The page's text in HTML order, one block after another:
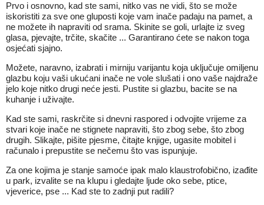
Prvo i osnovno, kad ste sami, nitko vas ne vidi, što se može
iskoristiti za sve one gluposti koje vam inače padaju na pamet, a
ne možete ih napraviti od srama. Skinite se goli, urlajte iz sveg
glasa, pjevajte, trčite, skačite ... Garantirano ćete se nakon toga
osjećati sjajno.
Možete, naravno, izabrati i mirniju varijantu koja uključuje omiljenu
glazbu koju vaši ukućani inače ne vole slušati i ono vaše najdraže
jelo koje nitko drugi neće jesti. Pustite si glazbu, bacite se na
kuhanje i uživajte.
Kad ste sami, raskrčite si dnevni raspored i odvojite vrijeme za
stvari koje inače ne stignete napraviti, što zbog sebe, što zbog
drugih. Slikajte, pišite pjesme, čitajte knjige, ugasite mobitel i
računalo i prepustite se nečemu što vas ispunjuje.
Za one kojima je stanje samoće ipak malo klaustrofobično, izađite
u park, izvalite se na klupu i gledajte ljude oko sebe, ptice,
vjeverice, pse ... Kad ste to zadnji put radili?